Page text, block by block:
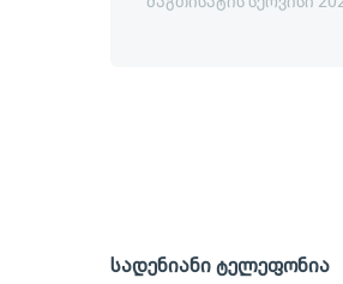
სადენიანი ტელეფონია